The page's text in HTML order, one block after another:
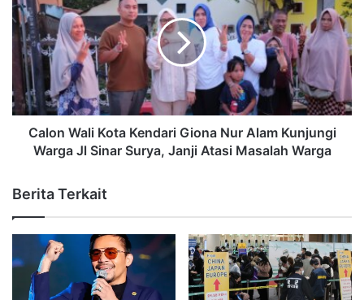
Calon Wali Kota Kendari Giona Nur Alam Kunjungi
Warga Jl Sinar Surya, Janji Atasi Masalah Warga
Berita Terkait